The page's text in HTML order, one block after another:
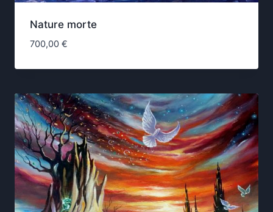
Nature morte
700,00 €